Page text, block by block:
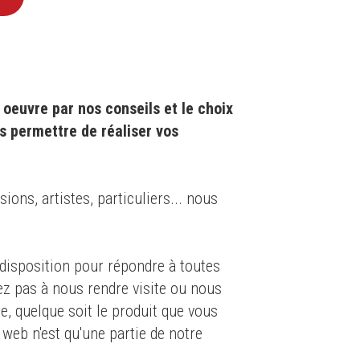
par nos conseils et le choix
permettre de réaliser vos
artistes, particuliers... nous
pour répondre à toutes
pas à nous rendre visite ou nous
quelque soit le produit que vous
n'est qu'une partie de notre